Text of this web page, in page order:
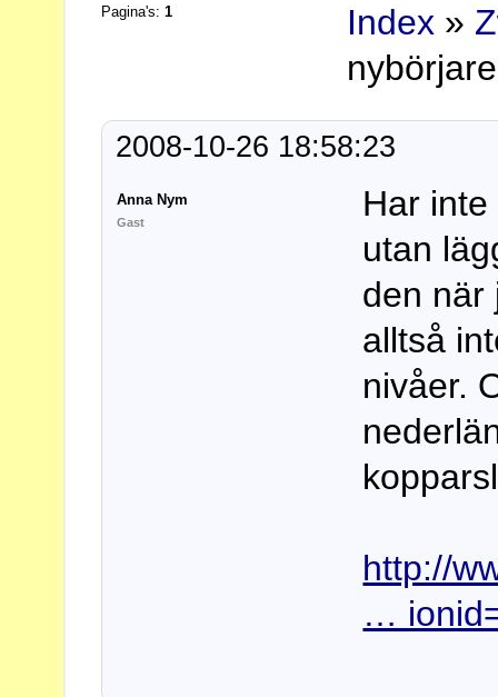
Pagina's:1 Index »
nybörjare
2008-10-26 18:58:23
Anna Nym
Gast
Har
utan
den när
alltså
nivåer.
http://
…